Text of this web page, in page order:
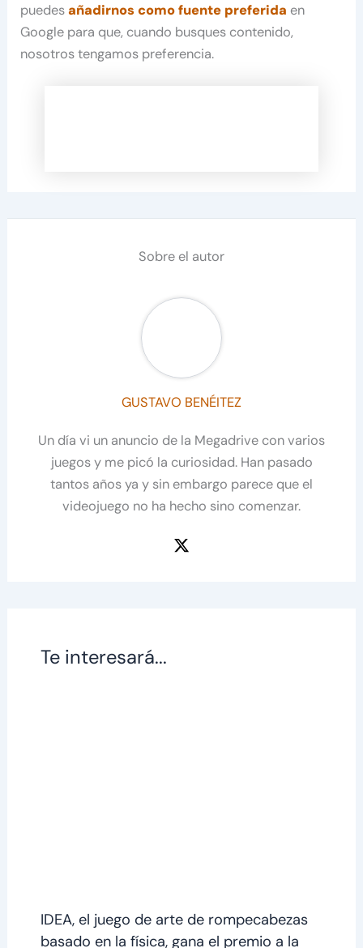
puedesañadirnos como fuente preferida en
Google para que, cuando busques contenido,
nosotros tengamos preferencia.
Sobre el autor
GUSTAVO BENÉITEZ
Un día vi un anuncio de la Megadrive con varios
juegos y me picó la curiosidad. Han pasado
tantos años ya y sin embargo parece que el
videojuego no ha hecho sino comenzar.
Te interesará...
IDEA, el juego de arte de rompecabezas
basado en la física, gana el premio a la